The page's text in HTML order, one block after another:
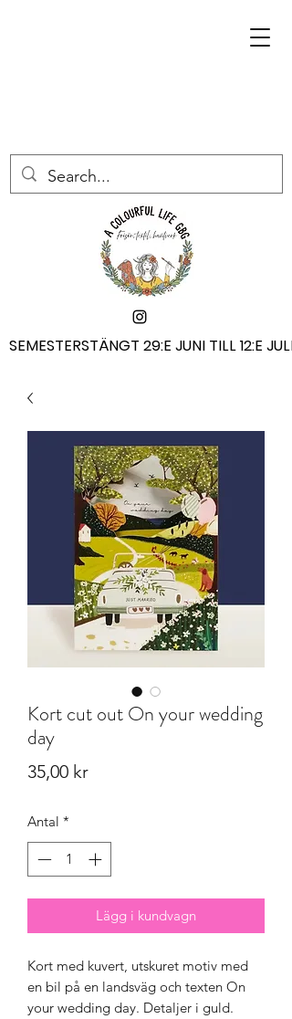
SEMESTERSTÄNGT 29:E JUNI TILL 12:E JULI
SEMESTERSTÄNGT 29:E JUNI TILL 12:E JULI
Kort cut out On your wedding
day
35,00 krPris
Antal *
Lägg i kundvagn
Kort med kuvert, utskuret motiv med
en bil på en landsväg och texten On
your wedding day. Detaljer i guld.